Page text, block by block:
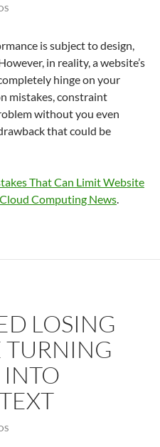
is subject to design,
in reality, a website’s
hinge on your
mistakes, constraint
without you even
that could be
That Can Limit Website
Cloud Computing News.
LOSING
TURNING
INTO